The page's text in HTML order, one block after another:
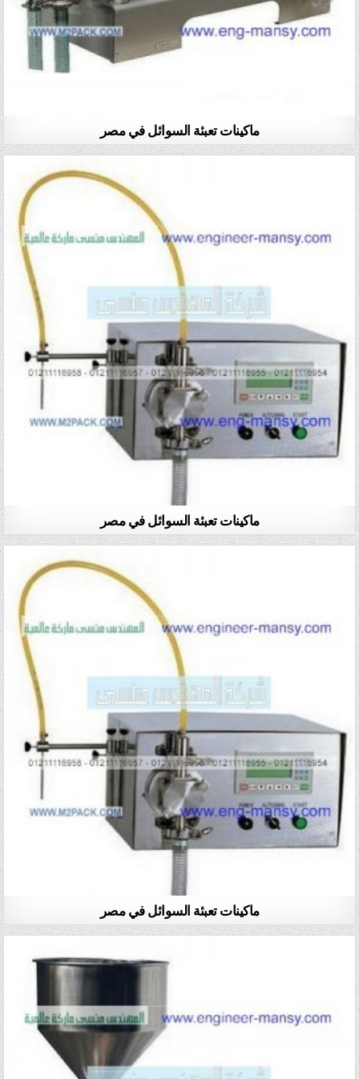
ماكينات تعبئة السوائل في مصر
ماكينات تعبئة السوائل في مصر
ماكينات تعبئة السوائل في مصر